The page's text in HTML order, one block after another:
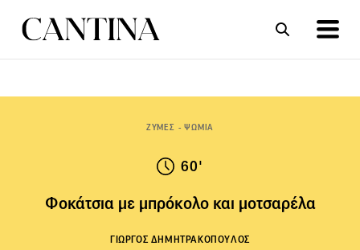
ΖΥΜΕΣ - ΨΩΜΙΑ
60'
Φοκάτσια με μπρόκολο και μοτσαρέλα
ΓΙΩΡΓΟΣ ΔΗΜΗΤΡΑΚΟΠΟΥΛΟΣ